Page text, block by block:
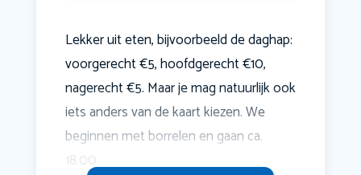
Lekker uit eten, bijvoorbeeld de daghap:
voorgerecht €5, hoofdgerecht €10,
nagerecht €5. Maar je mag natuurlijk ook
iets anders van de kaart kiezen. We
beginnen met borrelen en gaan ca.
18.00